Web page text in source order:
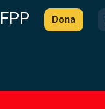
Dona